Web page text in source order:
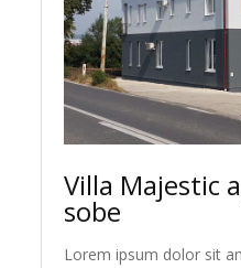
Villa Majestic
sobe
Lorem ipsum dolor sit